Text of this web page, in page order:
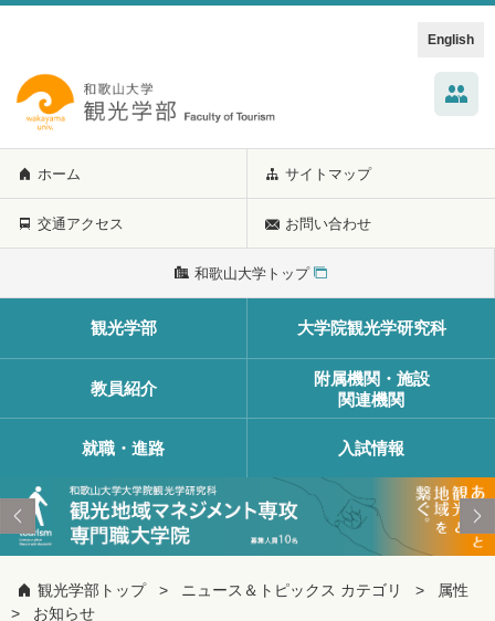
English
ホーム サイトマップ
交通アクセス お問い合わせ
和歌山大学トップ
観光学部 大学院観光学研究科
教員紹介
附属機関・施設
関連機関
就職・進路 入試情報
観光学部トップ ニュース＆トピックス カテゴリ
属性
お知らせ